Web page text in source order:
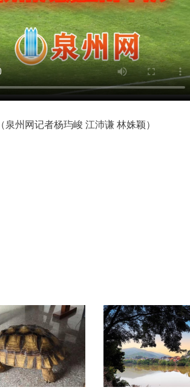
（泉州网记者杨玙峻 江沛谦 林姝颖）